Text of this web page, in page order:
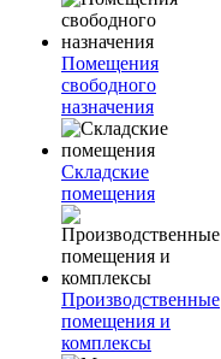
Помещения
свободного
назначения
Складские
помещения
Производственные
помещения и
комплексы